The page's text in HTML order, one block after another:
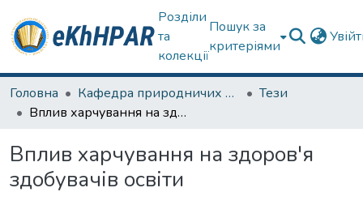
Розділи
та
колекції
Пошук за
критеріями
Головна Кафедра природничих наук та здоров'язбереження
Тези
Вплив харчування на здоров'я здобувачів освіти
Вплив харчування на здоров'я
здобувачів освіти